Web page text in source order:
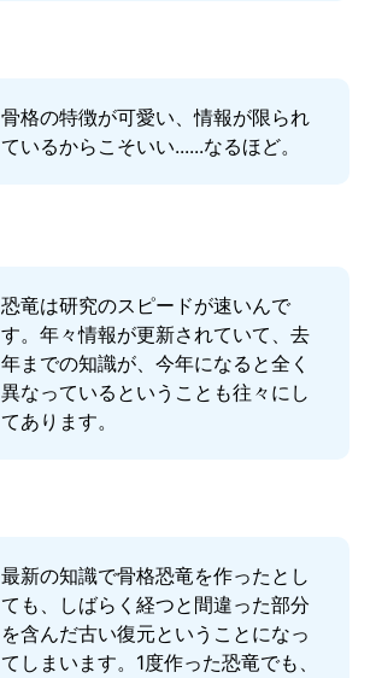
骨格の特徴が可愛い、情報が限られ
ているからこそいい......なるほど。
恐竜は研究のスピードが速いんで
す。年々情報が更新されていて、去
年までの知識が、今年になると全く
異なっているということも往々にし
てあります。
最新の知識で骨格恐竜を作ったとし
ても、しばらく経つと間違った部分
を含んだ古い復元ということになっ
てしまいます。1度作った恐竜でも、